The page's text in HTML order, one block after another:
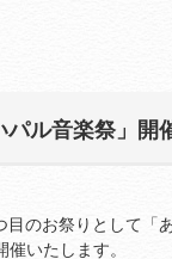
パル音楽祭」開
目のお祭りとして「
いたします。